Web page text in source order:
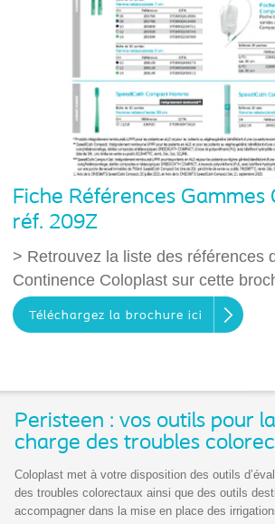
Fiche Références Gammes
réf. 209Z
> Retrouvez la liste des références
Continence Coloplast sur cette
Téléchargez la brochure ici
Peristeen : vos outils pour
charge des troubles
Coloplast met à votre disposition des outils
des troubles colorectaux ainsi que des outils
accompagner dans la mise en place des